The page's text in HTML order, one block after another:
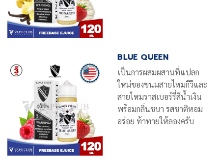
BLUE QUEEN
เป็นการผสมผสานที่แปลก
ใหม่ของขนมสายไหมกีวีและ
สายไหมราสเบอร์รี่สีน้ำเงิน
พร้อมกลิ่นชบา รสชาติหอม
อร่อย ท้าทายให้ลองครับ